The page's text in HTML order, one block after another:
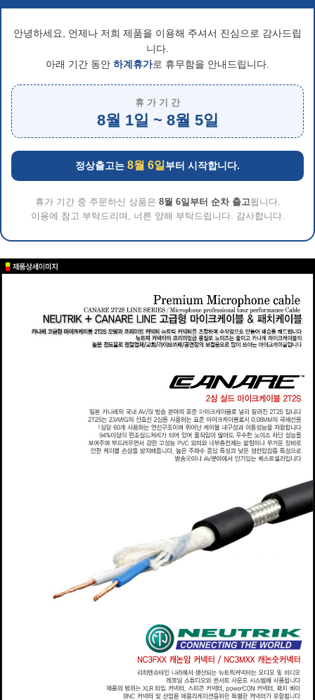
안녕하세요, 언제나 저희 제품을 이용해 주셔서 진심으로 감사드립
니다.
아래 기간 동안 하계휴가로 휴무함을 안내드립니다.
휴 가 기 간
8월 1일 ~ 8월 5일
정상출고는 8월 6일 부터 시작합니다.
휴가 기간 중 주문하신 상품은 8월 6일부터 순차 출고됩니다.
이용에 참고 부탁드리며, 너른 양해 부탁드립니다. 감사합니다.